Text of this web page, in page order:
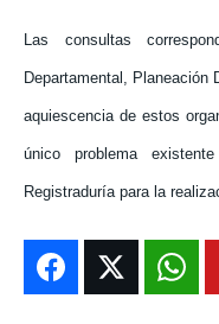
Las consultas
Departamental, Planeación
aquiescencia de estos
único problema
Registraduría para la